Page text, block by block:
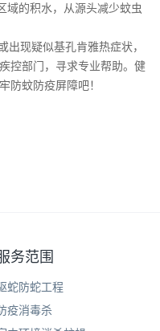
的积水，从源头减少蚊虫
现疑似基孔肯雅热症状，
控部门，寻求专业帮助。健
防蚊防疫屏障吧！
务范围
蛇防蛇工程
疫消毒杀